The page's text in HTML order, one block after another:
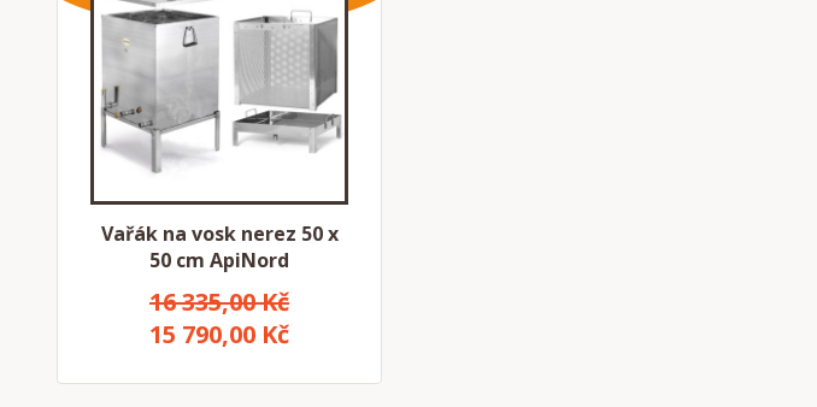
Vařák na vosk nerez 50 x
50 cm ApiNord
16 335,00 Kč
15 790,00 Kč